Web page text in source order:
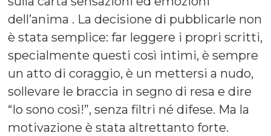
dell’anima . La decisione di pubblicarle non
è stata semplice: far leggere i propri scritti,
specialmente questi così intimi, è sempre
un atto di coraggio, è un mettersi a nudo,
sollevare le braccia in segno di resa e dire
“Io sono così!”, senza filtri né difese. Ma la
motivazione è stata altrettanto forte.